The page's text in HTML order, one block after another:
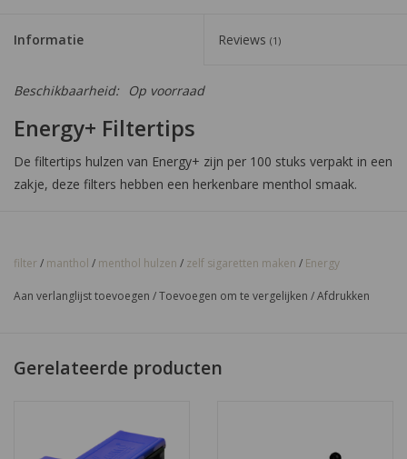
Informatie Reviews (1)
Beschikbaarheid: Op voorraad
Energy+ Filtertips
De filtertips hulzen van Energy+ zijn per 100 stuks verpakt in een
zakje, deze filters hebben een herkenbare menthol smaak.
Aantal tips per zakje:100 stuks
filter / manthol / menthol hulzen / zelf sigaretten maken / Energy
Aan verlanglijst toevoegen /Toevoegen om te vergelijken /Afdrukken
Gerelateerde producten